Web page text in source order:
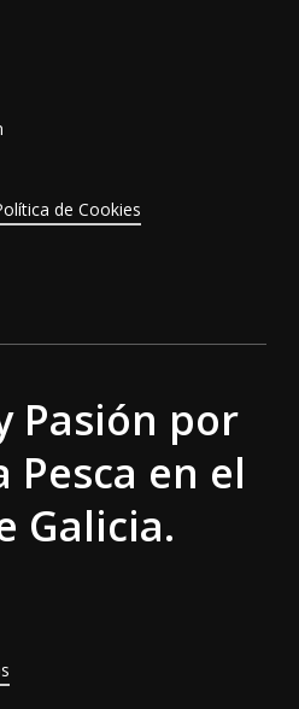
de Cookies
Pasión por
Pesca en el
Galicia.